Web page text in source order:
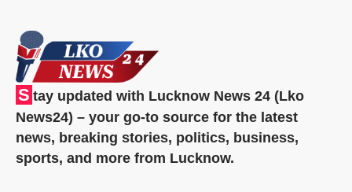
S tay updated with Lucknow News 24 (Lko
News24) – your go-to source for the latest
news, breaking stories, politics, business,
sports, and more from Lucknow.